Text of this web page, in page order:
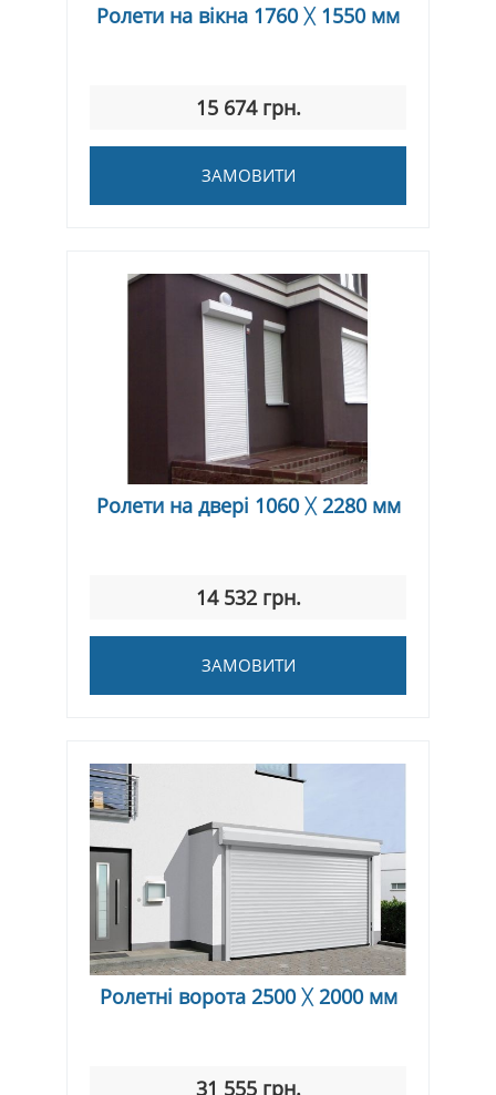
Ролети на вікна 1760 ᚷ 1550 мм
15 674 грн.
ЗАМОВИТИ
Ролети на двері 1060 ᚷ 2280 мм
14 532 грн.
ЗАМОВИТИ
Ролетні ворота 2500 ᚷ 2000 мм
31 555 грн.